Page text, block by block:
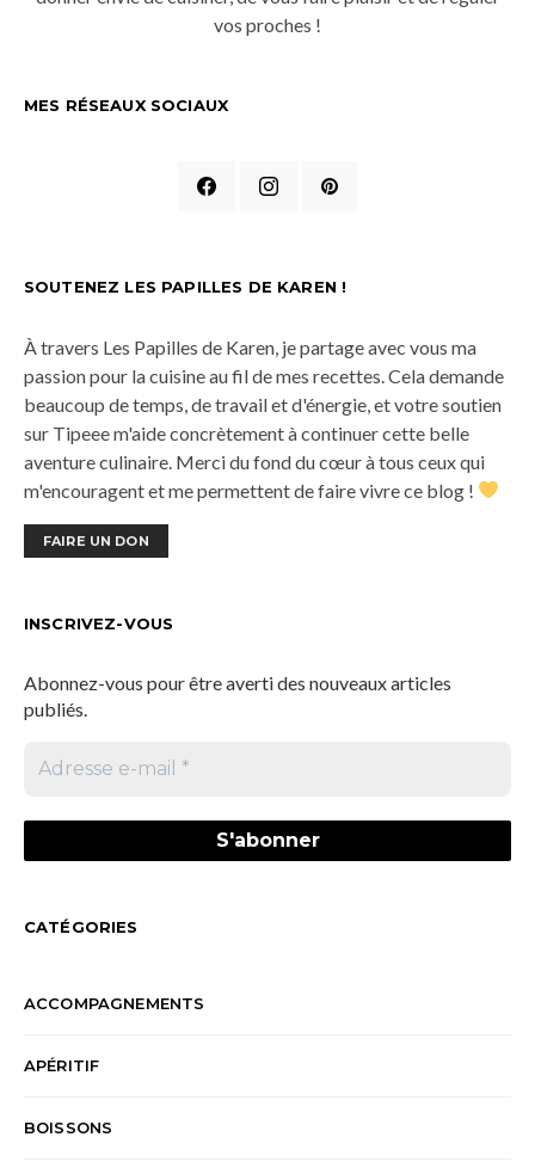
vos proches !
MES RÉSEAUX SOCIAUX
SOUTENEZ LES PAPILLES DE KAREN !
À travers Les Papilles de Karen, je partage avec vous ma
passion pour la cuisine au fil de mes recettes. Cela demande
beaucoup de temps, de travail et d'énergie, et votre soutien
sur Tipeee m'aide concrètement à continuer cette belle
aventure culinaire. Merci du fond du cœur à tous ceux qui
m'encouragent et me permettent de faire vivre ce blog !
FAIRE UN DON
INSCRIVEZ-VOUS
Abonnez-vous pour être averti des nouveaux articles
publiés.
CATÉGORIES
ACCOMPAGNEMENTS
APÉRITIF
BOISSONS